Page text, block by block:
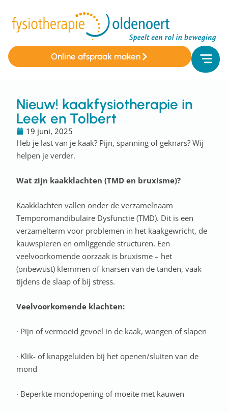
Online afspraak maken
Nieuw! kaakfysiotherapie in
Leek en Tolbert
19 juni, 2025
Heb je last van je kaak? Pijn, spanning of geknars? Wij
helpen je verder.
Wat zijn kaakklachten (TMD en bruxisme)?
Kaakklachten vallen onder de verzamelnaam
Temporomandibulaire Dysfunctie (TMD). Dit is een
verzamelterm voor problemen in het kaakgewricht, de
kauwspieren en omliggende structuren. Een
veelvoorkomende oorzaak is bruxisme – het
(onbewust) klemmen of knarsen van de tanden, vaak
tijdens de slaap of bij stress.
Veelvoorkomende klachten:
· Pijn of vermoeid gevoel in de kaak, wangen of slapen
· Klik- of knapgeluiden bij het openen/sluiten van de
mond
· Beperkte mondopening of moeite met kauwen